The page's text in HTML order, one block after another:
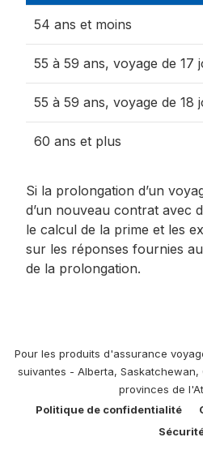
54 ans et moins
55 à 59 ans, voyage de 17
55 à 59 ans, voyage de 18
60 ans et plus
Si la prolongation d’un
d’un nouveau contrat avec
le calcul de la prime et les
sur les réponses fournies
de la prolongation.
Pour les produits d'assurance
suivantes - Alberta,
provinces de
Politique de confidentialité